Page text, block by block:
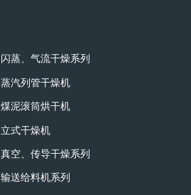
闪蒸、气流干燥系列
蒸汽列管干燥机
煤泥滚筒烘干机
立式干燥机
真空、传导干燥系列
输送给料机系列